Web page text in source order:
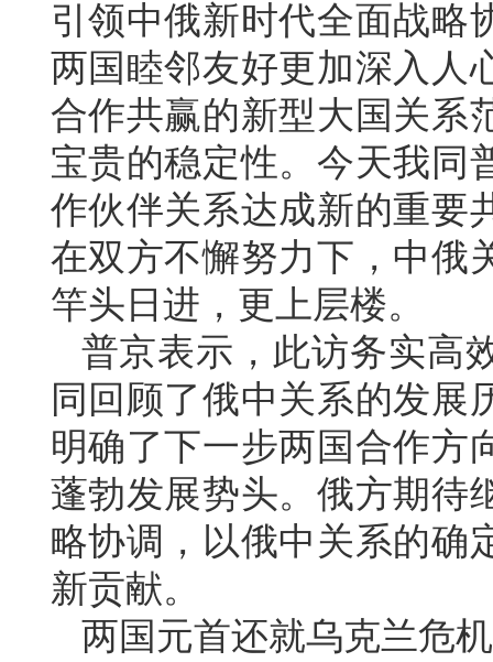
引领中俄新时代全面战略
两国睦邻友好更加深入人
合作共赢的新型大国关系
宝贵的稳定性。今天我同
作伙伴关系达成新的重要
在双方不懈努力下，中俄
竿头日进，更上层楼。
普京表示，此访务实高
同回顾了俄中关系的发展
明确了下一步两国合作方
蓬勃发展势头。俄方期待
略协调，以俄中关系的确
新贡献。
两国元首还就乌克兰危